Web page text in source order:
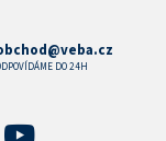
DO 24H